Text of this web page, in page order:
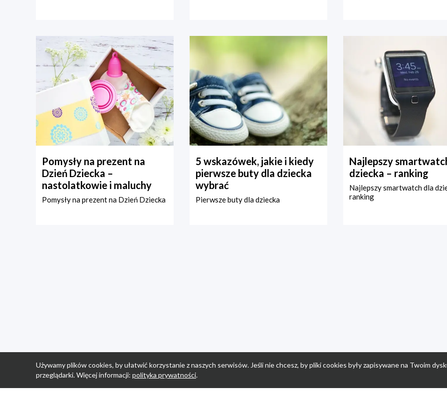
Pomysły na prezent na
Dzień Dziecka –
nastolatkowie i maluchy
Pomysły na prezent na Dzień Dziecka
5 wskazówek, jakie i kiedy
pierwsze buty dla dziecka
wybrać
Pierwsze buty dla dziecka
Najlepszy
dziecka – ranking
Najlepszy smartwatch dla
ranking
Używamy plików cookies, by ułatwić korzystanie z naszych serwisów. Jeśli nie chcesz, by pliki cookies były zapisywane na Twoim
przeglądarki. Więcej informacji: polityka prywatności.